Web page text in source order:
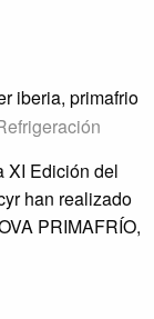
XI Edición del
han realizado
PRIMAFRÍO,